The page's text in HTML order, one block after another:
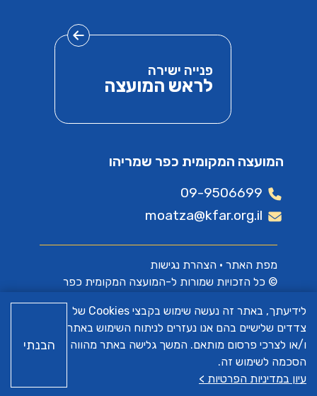
פנייה ישירה
לראש המועצה
המועצה המקומית כפר שמריהו
09-9506699
moatza@kfar.org.il
מפת האתר• הצהרת נגישות
© כל הזכויות שמורות ל-המועצה המקומית כפר
האתר פותח על ידיא.ש בינה
לידיעתך, באתר זה נעשה שימוש בקבצי Cookies של
צדדים שלישיים בהם אנו נעזרים לניתוח השימוש באתר
ו/או לצרכי פרסום מותאם. המשך גלישה באתר מהווה
הסכמה לשימוש זה.
עיון במדיניות הפרטיות >
הבנתי